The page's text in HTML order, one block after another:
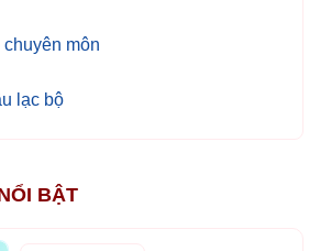
môn
lạc bộ
BẬT